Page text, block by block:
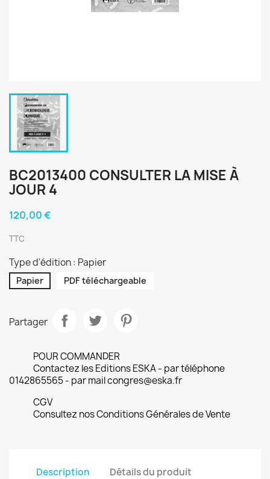
BC2013400 CONSULTER LA MISE À
JOUR 4
120,00 €
TTC
Type d'édition : Papier
Papier PDF téléchargeable
Partager
POUR COMMANDER
Contactez les Editions ESKA - par téléphone
0142865565 - par mail congres@eska.fr
CGV
Consultez nos Conditions Générales de Vente
Description
Détails du produit